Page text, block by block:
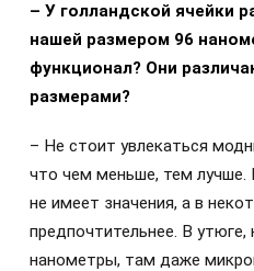
– У голландской ячейки
нашей размером 96
функционал? Они
размерами?
– Не стоит увлекаться
что чем меньше, тем лучше.
не имеет значения, а в
предпочтительнее. В
нанометры, там даже